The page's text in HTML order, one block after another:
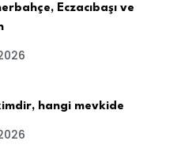
Eczacıbaşı ve
hangi mevkide